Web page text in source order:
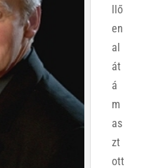
llő
en
al
át
á
m
as
zt
ott